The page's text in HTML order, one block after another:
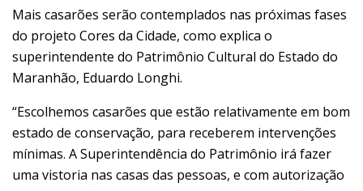
Mais casarões serão contemplados nas próximas fases
do projeto Cores da Cidade, como explica o
superintendente do Patrimônio Cultural do Estado do
Maranhão, Eduardo Longhi.
“Escolhemos casarões que estão relativamente em bom
estado de conservação, para receberem intervenções
mínimas. A Superintendência do Patrimônio irá fazer
uma vistoria nas casas das pessoas, e com autorização